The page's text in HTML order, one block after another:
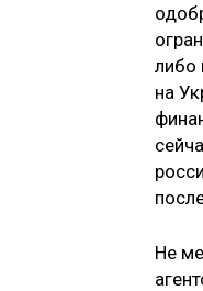
либо
на
Не